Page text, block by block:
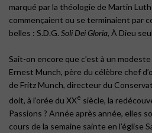
marqué par la théologie de Martin
commençaient ou se terminaient par
belles : S.D.G. Soli Dei Gloria, À Dieu
Sait-on encore que c’est à un
Ernest Munch, père du célèbre chef
de Fritz Munch, directeur du
doit, à l’orée du XXe siècle, la
Passions ? Année après année, elles
cours de la semaine sainte en l’église